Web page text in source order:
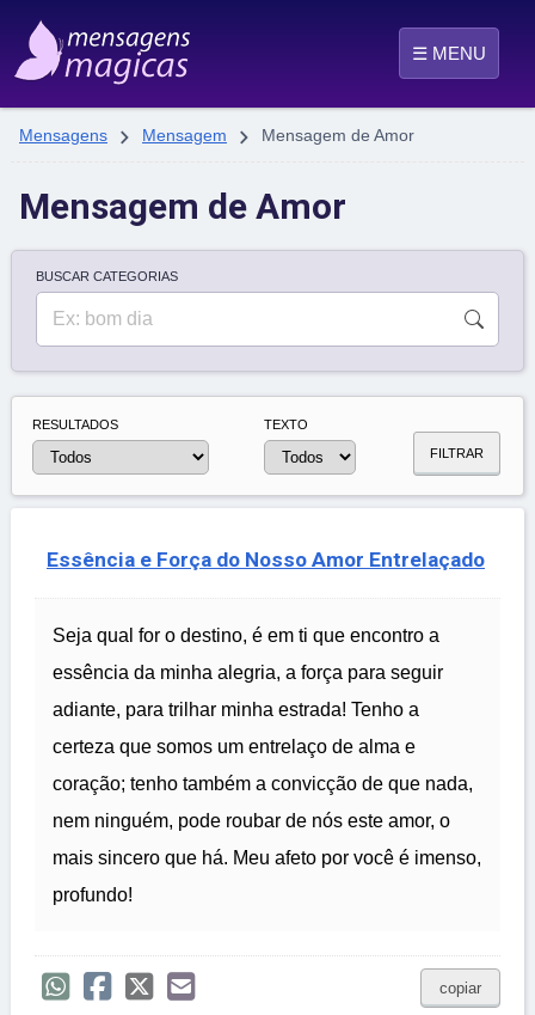
☰ MENU
Mensagens  Mensagem  Mensagem de Amor
Mensagem de Amor
BUSCAR CATEGORIAS
RESULTADOS
TEXTO
FILTRAR
Essência e Força do Nosso Amor Entrelaçado
Seja qual for o destino, é em ti que encontro a
essência da minha alegria, a força para seguir
adiante, para trilhar minha estrada! Tenho a
certeza que somos um entrelaço de alma e
coração; tenho também a convicção de que nada,
nem ninguém, pode roubar de nós este amor, o
mais sincero que há. Meu afeto por você é imenso,
profundo!
copiar